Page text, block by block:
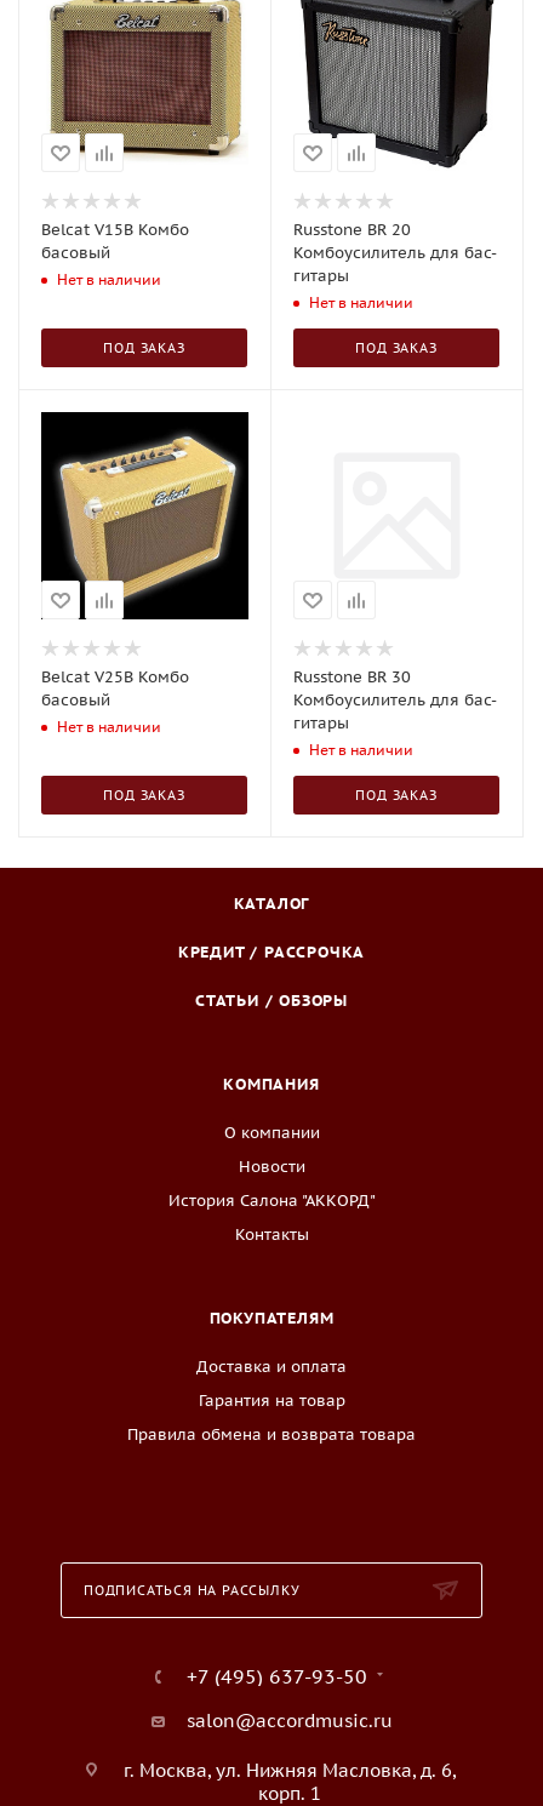
Belcat V15B Комбо
басовый
Нет в наличии
ПОД ЗАКАЗ
Russtone BR 20
Комбоусилитель для бас-
гитары
Нет в наличии
ПОД ЗАКАЗ
Belcat V25B Комбо
басовый
Нет в наличии
ПОД ЗАКАЗ
Russtone BR 30
Комбоусилитель для бас-
гитары
Нет в наличии
ПОД ЗАКАЗ
КАТАЛОГ
КРЕДИТ / РАССРОЧКА
СТАТЬИ / ОБЗОРЫ
КОМПАНИЯ
О компании
Новости
История Салона "АККОРД"
Контакты
ПОКУПАТЕЛЯМ
Доставка и оплата
Гарантия на товар
Правила обмена и возврата товара
ПОДПИСАТЬСЯ НА РАССЫЛКУ
+7 (495) 637-93-50
salon@accordmusic.ru
г. Москва, ул. Нижняя Масловка, д. 6,
корп. 1